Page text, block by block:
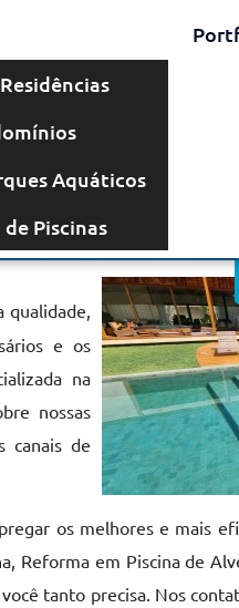
Aquáticos
Piscinas
Solicite um
qualidade,
e os
na
nossas
canais de
os melhores e mais
Reforma em Piscina de
tanto precisa. Nos